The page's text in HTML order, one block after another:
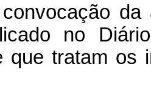
da
no
que tratam os